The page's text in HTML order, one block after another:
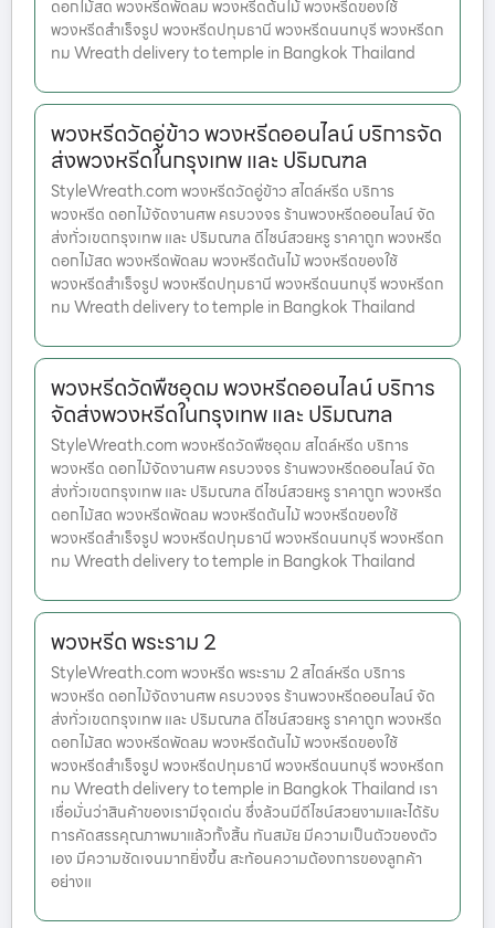
ดอกไม้สด พวงหรีดพัดลม พวงหรีดต้นไม้ พวงหรีดของใช้
พวงหรีดสำเร็จรูป พวงหรีดปทุมธานี พวงหรีดนนทบุรี พวงหรีดก
ทม Wreath delivery to temple in Bangkok Thailand
พวงหรีดวัดอู่ข้าว พวงหรีดออนไลน์ บริการจัด
ส่งพวงหรีดในกรุงเทพ และ ปริมณฑล
StyleWreath.com พวงหรีดวัดอู่ข้าว สไตล์หรีด บริการ
พวงหรีด ดอกไม้จัดงานศพ ครบวงจร ร้านพวงหรีดออนไลน์ จัด
ส่งทั่วเขตกรุงเทพ และ ปริมณฑล ดีไซน์สวยหรู ราคาถูก พวงหรีด
ดอกไม้สด พวงหรีดพัดลม พวงหรีดต้นไม้ พวงหรีดของใช้
พวงหรีดสำเร็จรูป พวงหรีดปทุมธานี พวงหรีดนนทบุรี พวงหรีดก
ทม Wreath delivery to temple in Bangkok Thailand
พวงหรีดวัดพืชอุดม พวงหรีดออนไลน์ บริการ
จัดส่งพวงหรีดในกรุงเทพ และ ปริมณฑล
StyleWreath.com พวงหรีดวัดพืชอุดม สไตล์หรีด บริการ
พวงหรีด ดอกไม้จัดงานศพ ครบวงจร ร้านพวงหรีดออนไลน์ จัด
ส่งทั่วเขตกรุงเทพ และ ปริมณฑล ดีไซน์สวยหรู ราคาถูก พวงหรีด
ดอกไม้สด พวงหรีดพัดลม พวงหรีดต้นไม้ พวงหรีดของใช้
พวงหรีดสำเร็จรูป พวงหรีดปทุมธานี พวงหรีดนนทบุรี พวงหรีดก
ทม Wreath delivery to temple in Bangkok Thailand
พวงหรีด พระราม 2
StyleWreath.com พวงหรีด พระราม 2 สไตล์หรีด บริการ
พวงหรีด ดอกไม้จัดงานศพ ครบวงจร ร้านพวงหรีดออนไลน์ จัด
ส่งทั่วเขตกรุงเทพ และ ปริมณฑล ดีไซน์สวยหรู ราคาถูก พวงหรีด
ดอกไม้สด พวงหรีดพัดลม พวงหรีดต้นไม้ พวงหรีดของใช้
พวงหรีดสำเร็จรูป พวงหรีดปทุมธานี พวงหรีดนนทบุรี พวงหรีดก
ทม Wreath delivery to temple in Bangkok Thailand เรา
เชื่อมั่นว่าสินค้าของเรามีจุดเด่น ซึ่งล้วนมีดีไซน์สวยงามและได้รับ
การคัดสรรคุณภาพมาแล้วทั้งสิ้น ทันสมัย มีความเป็นตัวของตัว
เอง มีความชัดเจนมากยิ่งขึ้น สะท้อนความต้องการของลูกค้า
อย่างแ